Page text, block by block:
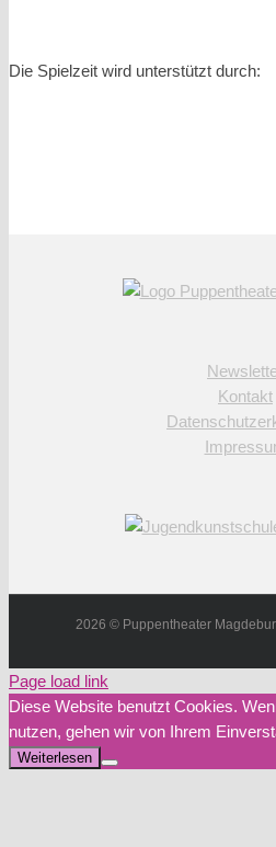
Die Spielzeit wird unterstützt durch:
Kontakt
2026 © Puppentheater
Page load link
Diese Website benutzt Cookies.
nutzen, gehen wir von Ihrem
Weiterlesen